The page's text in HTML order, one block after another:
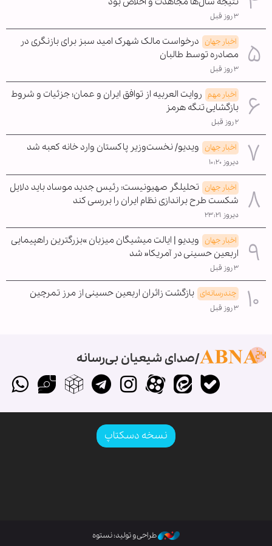
۳ روز قبل
اخبار جهان درخواست مالک شهرک امید سبز برای بازنگری در
مصادره توسط طالبان
۳ روز قبل
اخبار مهم روایت العربیه از توافق ایران و عمان؛ جزئیات و شروط
بازگشایی تنگه هرمز
۲ روز قبل
اخبار جهان ویدیو/ نخست‌وزیر پاکستان وارد خانه کعبه شد
دیروز ۱۰:۲۰
اخبار جهان تحلیلگر صهیونیست: رئیس جدید موساد باید دلایل
شکست طرح براندازی نظام ایران را بررسی کند
دیروز ۲۳:۲۱
اخبار جهان ویدیو | ایالت میشیگان میزبان »بزرگترین راهپیمایی
اربعین حسینی در آمریکا« شد
۳ روز قبل
چندرسانه‌ای بازگشت زائران اربعین حسینی از مرز تمرچین
۳ روز قبل
صدای شیعیان بی‌رسانه
نسخه دسکتاپ
طراحی و تولید: نستوه